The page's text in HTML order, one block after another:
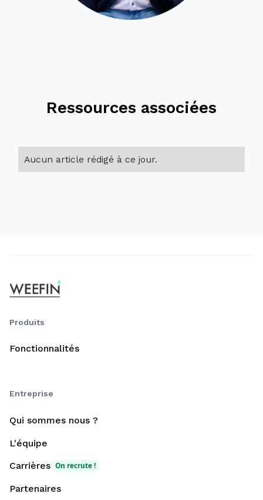
Ressources associées
Aucun article rédigé à ce jour.
Produits
Fonctionnalités
Entreprise
Qui sommes nous ?
L'équipe
Carrières On recrute !
Partenaires